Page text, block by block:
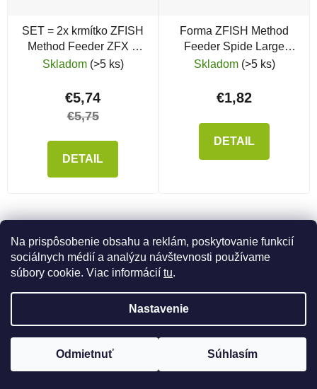
Na prispôsobenie obsahu a reklám, poskytovanie funkcií
sociálnych médií a analýzu návštevnosti používame
súbory cookie. Viac informácií tu.
Nastavenie
Odmietnuť Súhlasím
SET = 2x krmítko ZFISH
Method Feeder ZFX +
silikónová forma
Skladom (>5 ks)
€5,74
€5,75
DETAIL
Forma ZFISH Method
Feeder Spide Large
Mould
Skladom (>5 ks)
€1,82
DETAIL
Ovládacie prvky výpisu
NAČÍTAŤ 24 ĎALŠÍCH
Stránkovanie
1 2
položiek celkom